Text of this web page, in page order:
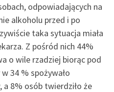
odpowiadających na
alkoholu przed i po
taka sytuacja miała
Z pośród nich 44%
o wile rzadziej biorąc pod
34 % spożywało
8% osób twierdziło że